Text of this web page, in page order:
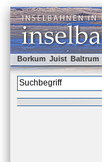
Borkum Juist Baltrum